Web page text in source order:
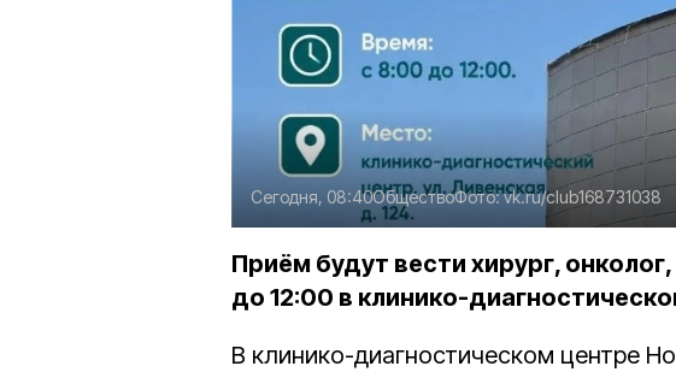
Сегодня, 08:40ОбществоФото:vk.ru/club168731038
Приём будут вести хирург,
до 12:00 в клинико-
В клинико-диагностическом центре